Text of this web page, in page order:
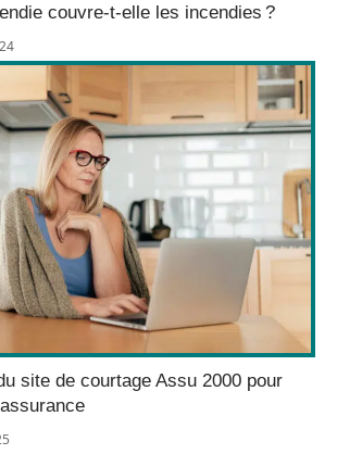
couvre-t-elle les incendies ?
site de courtage Assu 2000 pour